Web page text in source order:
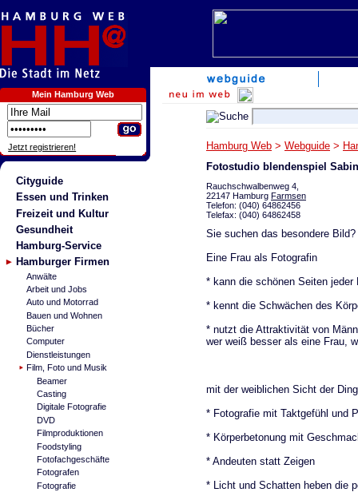
Mein Hamburg Web
Jetzt registrieren!
Cityguide
Essen und Trinken
Freizeit und Kultur
Gesundheit
Hamburg-Service
Hamburger Firmen
Anwälte
Arbeit und Jobs
Auto und Motorrad
Bauen und Wohnen
Bücher
Computer
Dienstleistungen
Film, Foto und Musik
Beamer
Casting
Digitale Fotografie
DVD
Filmproduktionen
Foodstyling
Fotofachgeschäfte
Fotografen
Fotografie
Hamburg Web > Webguide >
Fotostudio blendenspiel
Rauchschwalbenweg 4,
22147 Hamburg Farmsen
Telefon: (040) 64862456
Telefax: (040) 64862458
Sie suchen das besondere
Eine Frau als Fotografin
* kann die schönen Seiten jeder
* kennt die Schwächen des
* nutzt die Attraktivität von
wer weiß besser als eine Frau,
mit der weiblichen Sicht der
* Fotografie mit Taktgefühl und
* Körperbetonung mit
* Andeuten statt Zeigen
* Licht und Schatten heben die